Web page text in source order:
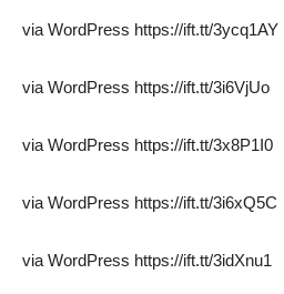
via WordPress https://ift.tt/3ycq1AY
via WordPress https://ift.tt/3i6VjUo
via WordPress https://ift.tt/3x8P1I0
via WordPress https://ift.tt/3i6xQ5C
via WordPress https://ift.tt/3idXnu1